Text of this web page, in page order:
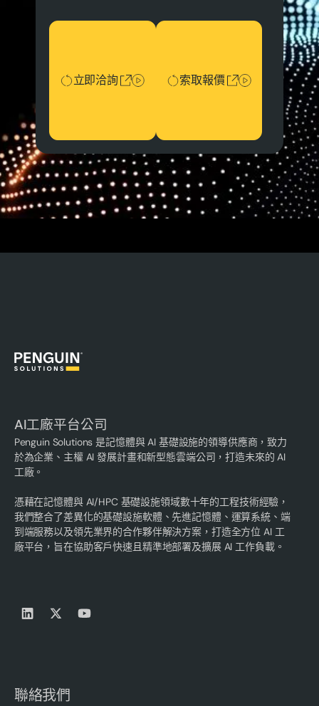
立即洽詢
立即洽詢
索取報價
索取報價
AI工廠平台公司
Penguin Solutions 是記憶體與 AI 基礎設施的領導供應商，致力
於為企業、主權 AI 發展計畫和新型態雲端公司，打造未來的 AI
工廠。
憑藉在記憶體與 AI/HPC 基礎設施領域數十年的工程技術經驗，
我們整合了差異化的基礎設施軟體、先進記憶體、運算系統、端
到端服務以及領先業界的合作夥伴解決方案，打造全方位 AI 工
廠平台，旨在協助客戶快速且精準地部署及擴展 AI 工作負載。
聯絡我們